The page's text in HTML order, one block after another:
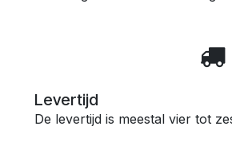
Levertijd
De levertijd is meestal vier tot